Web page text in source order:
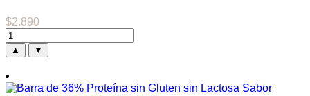
$2.890
▲ ▼